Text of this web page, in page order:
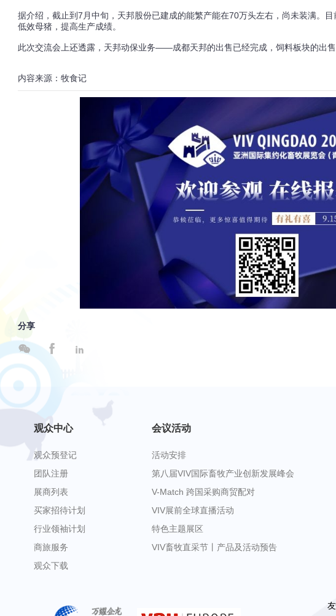
据介绍，截止到7月中旬，天邦股份已建成的能繁产能在70万头左右，尚未装满。
低效母猪，提高生产成绩。
此次交流会上还透露，天邦动保业务——成都天邦的出售已经完成，饲料板块的出售
内容来源：牧食记
分享
  
观众中心
观众预登记
团队注册
展商列表
买家招待计划
行业领袖计划
商旅服务
观众下载
会议活动
活动安排
第八届VIV国际畜牧产业创新发展峰会
V-Match 跨国采购商贸配对
VIV展前全球直播活动
特色主题展区
VIV畜牧直采节丨产品及活动预告